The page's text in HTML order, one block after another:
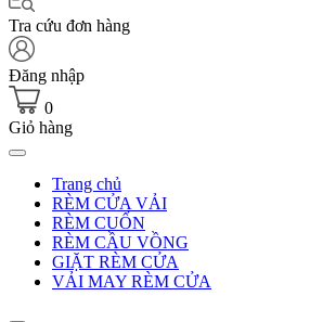
Tra cứu đơn hàng
Đăng nhập
0
Giỏ hàng
Trang chủ
RÈM CỬA VẢI
RÈM CUỐN
RÈM CẦU VỒNG
GIẶT RÈM CỬA
VẢI MAY RÈM CỬA